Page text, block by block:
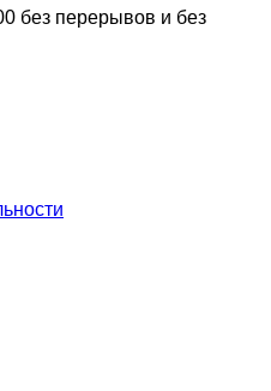
без перерывов и без